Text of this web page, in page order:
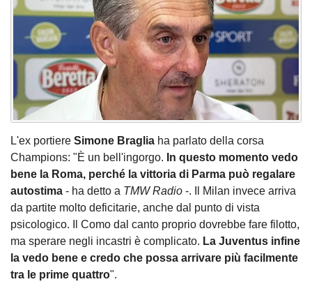
L'ex portiere Simone Braglia ha parlato della corsa
Champions: "È un bell'ingorgo. In questo momento vedo
bene la Roma, perché la vittoria di Parma può regalare
autostima - ha detto a TMW Radio -. Il Milan invece arriva
da partite molto deficitarie, anche dal punto di vista
psicologico. Il Como dal canto proprio dovrebbe fare filotto,
ma sperare negli incastri è complicato. La Juventus infine
la vedo bene e credo che possa arrivare più facilmente
tra le prime quattro".